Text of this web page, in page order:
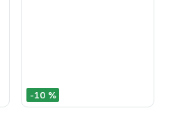
-10 %